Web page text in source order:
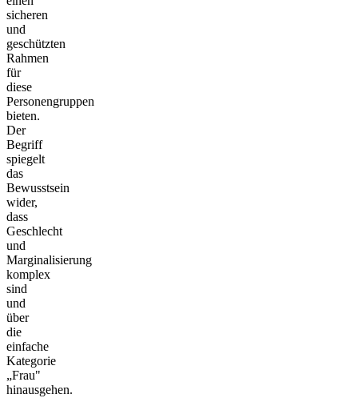
sicheren
und
geschützten
Rahmen
für
diese
Personengruppen
bieten.
Der
Begriff
spiegelt
das
Bewusstsein
wider,
dass
Geschlecht
und
Marginalisierung
komplex
sind
und
über
die
einfache
Kategorie
„Frau"
hinausgehen.